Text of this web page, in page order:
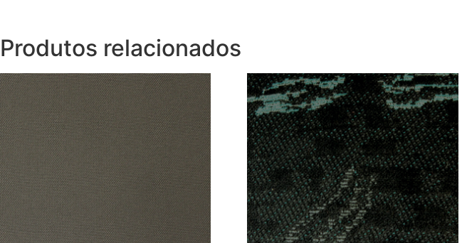
Produtos relacionados